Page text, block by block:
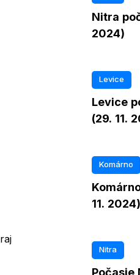
Nitra
2024)
Levice
Levice
(29. 11.
Komárno
11. 2024)
Nitra
Počasie